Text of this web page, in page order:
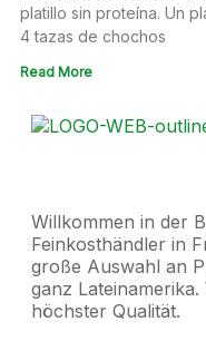
platillo sin proteína. Un
4 tazas de chochos
Read More
Willkommen in der
Feinkosthändler in
große Auswahl an
ganz
höchster Qualität.